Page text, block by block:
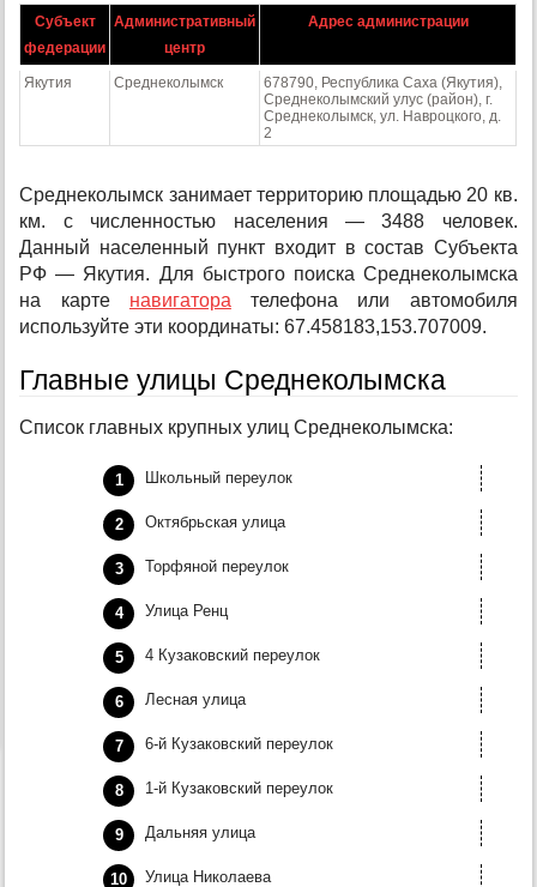
Субъект
федерации
Административный
центр
Адрес администрации
Якутия Среднеколымск
678790, Республика Саха (Якутия),
Среднеколымский улус (район), г.
Среднеколымск, ул. Навроцкого, д.
2
Среднеколымск занимает территорию площадью 20 кв.
км. с численностью населения — 3488 человек.
Данный населенный пункт входит в состав Субъекта
РФ — Якутия. Для быстрого поиска Среднеколымска
на карте навигатора телефона или автомобиля
используйте эти координаты: 67.458183,153.707009.
Главные улицы Среднеколымска
Список главных крупных улиц Среднеколымска:
Школьный переулок
Октябрьская улица
Торфяной переулок
Улица Ренц
4 Кузаковский переулок
Лесная улица
6-й Кузаковский переулок
1-й Кузаковский переулок
Дальняя улица
Улица Николаева